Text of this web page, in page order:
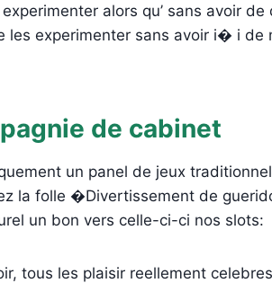
alors qu’ sans avoir
les experimenter sans avoir i� i de
de cabinet
un panel de jeux
la folle �Divertissement de
un bon vers celle-ci-ci nos slots:
tous les plaisir reellement